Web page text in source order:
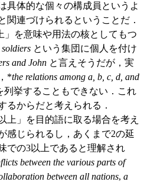
具体的な個々の構成員というよ
関連づけられるということだ．
」を意味や用法の核としてもつ
という集団に個人を付け
and John と言えそうだが，実
*the relations among a, b, c, d, and
列挙することもできない．これ
るからだと考えられる．
上」を目的語に取る場合を考え
感じられるし，あくまで2の延
での3以上であると理解され
between the various parts of
between all nations, a